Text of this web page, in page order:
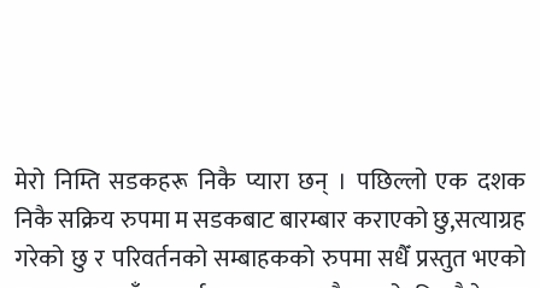
मेरो निम्ति सडकहरू निकै प्यारा छन् । पछिल्लो एक दशक
निकै सक्रिय रुपमा म सडकबाट बारम्बार कराएको छु,सत्याग्रह
गरेको छु र परिवर्तनको सम्बाहकको रुपमा सधैँ प्रस्तुत भएको